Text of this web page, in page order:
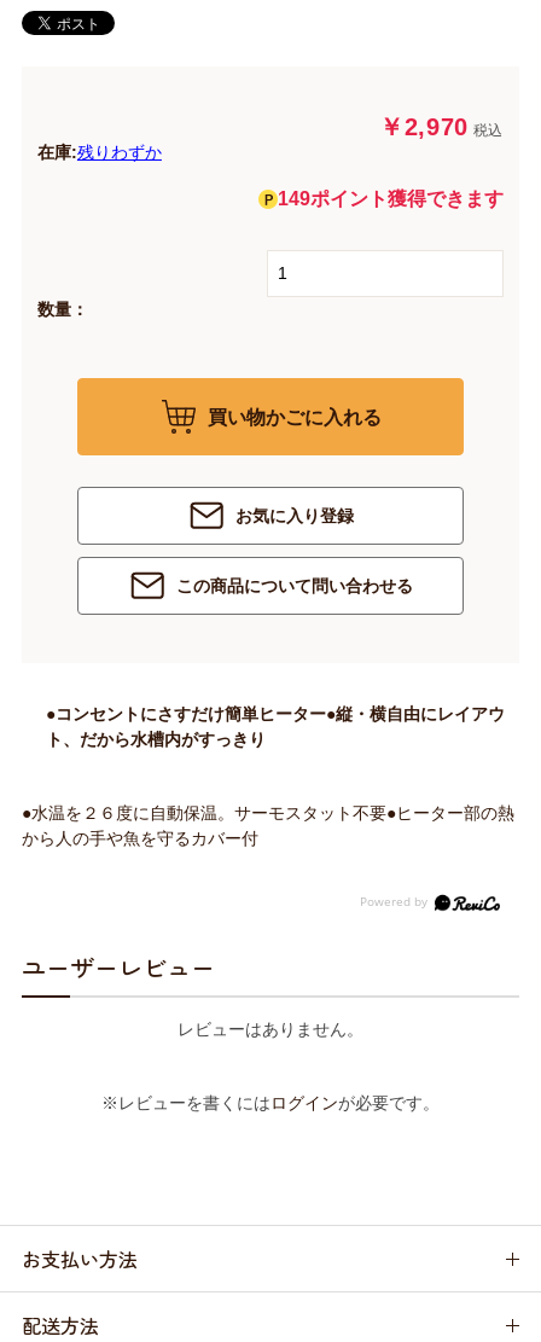
￥2,970 税込
在庫:残りわずか
149ポイント獲得できます
数量：
買い物かごに入れる
お気に入り登録
この商品について問い合わせる
●コンセントにさすだけ簡単ヒーター●縦・横自由にレイアウ
ト、だから水槽内がすっきり
●水温を２６度に自動保温。サーモスタット不要●ヒーター部の熱
から人の手や魚を守るカバー付
ユーザーレビュー
レビューはありません。
※レビューを書くにはログインが必要です。
お支払い方法
配送方法